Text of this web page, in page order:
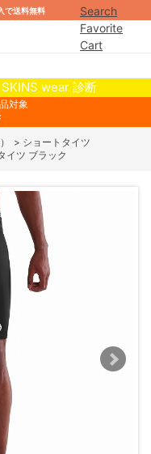
で送料無料
Search
Favorite
Cart
wear 診断
対象
> ショートタイツ
イツ ブラック